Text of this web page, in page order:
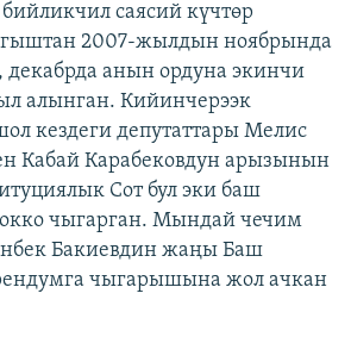
саясий күчтөр
2007-жылдын ноябрында
анын ордуна экинчи
алынган. Кийинчерээк
кездеги депутаттары Мелис
Кабай Карабековдун арызынын
Сот бул эки баш
чыгарган. Мындай чечим
Бакиевдин жаңы Баш
чыгарышына жол ачкан